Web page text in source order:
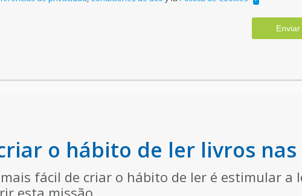
Enviar
o hábito de ler livros nas
fácil de criar o hábito de ler é estimular a
esta missão